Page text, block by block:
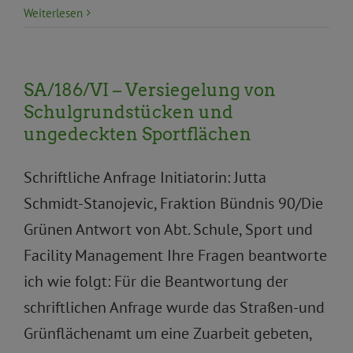
Weiterlesen
SA/186/VI – Versiegelung von
Schulgrundstücken und
ungedeckten Sportflächen
Schriftliche Anfrage Initiatorin: Jutta
Schmidt-Stanojevic, Fraktion Bündnis 90/Die
Grünen Antwort von Abt. Schule, Sport und
Facility Management Ihre Fragen beantworte
ich wie folgt: Für die Beantwortung der
schriftlichen Anfrage wurde das Straßen-und
Grünflächenamt um eine Zuarbeit gebeten,